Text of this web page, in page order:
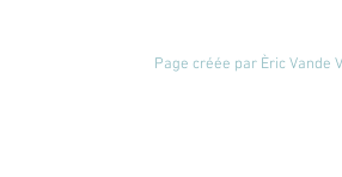
Page créée par Èric Vande